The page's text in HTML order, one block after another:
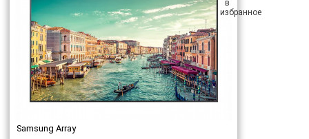
Samsung Array